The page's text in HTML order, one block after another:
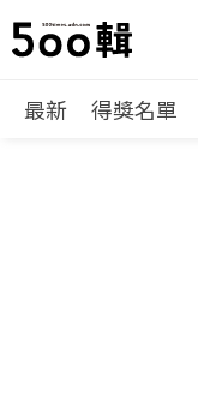
最新 得獎名單